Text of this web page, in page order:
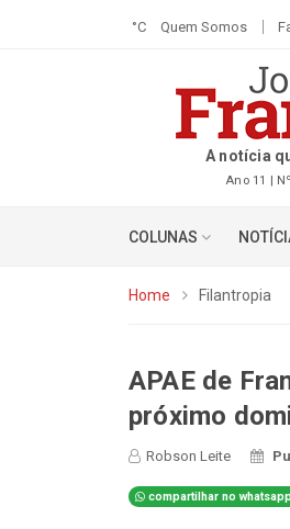
°C Quem Somos
A notícia
Ano 11 |
COLUNAS
Home Filantropia
APAE de
próximo
Robson Leite
compartilhar no whatsapp